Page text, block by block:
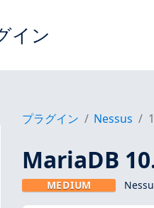
イン
プラグイン Nessus
MariaDB
MEDIUM